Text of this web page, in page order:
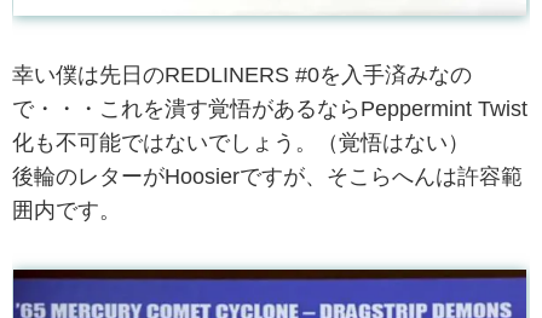
幸い僕は先日のREDLINERS #0を入手済みなの
で・・・これを潰す覚悟があるならPeppermint Twist
化も不可能ではないでしょう。（覚悟はない）
後輪のレターがHoosierですが、そこらへんは許容範
囲内です。